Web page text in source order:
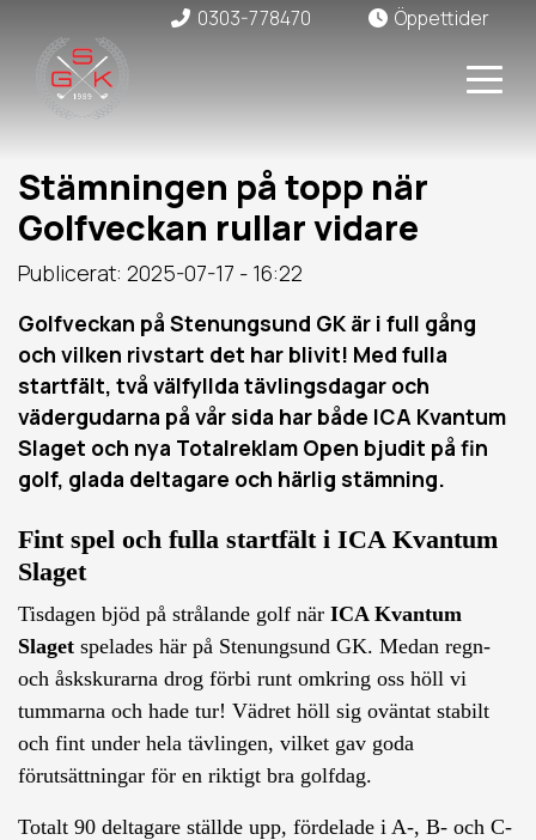
0303-778470 Öppettider
Stämningen på topp när
Golfveckan rullar vidare
Publicerat: 2025-07-17 - 16:22
Golfveckan på Stenungsund GK är i full gång
och vilken rivstart det har blivit! Med fulla
startfält, två välfyllda tävlingsdagar och
vädergudarna på vår sida har både ICA Kvantum
Slaget och nya Totalreklam Open bjudit på fin
golf, glada deltagare och härlig stämning.
Fint spel och fulla startfält i ICA Kvantum
Slaget
Tisdagen bjöd på strålande golf när ICA Kvantum
Slaget spelades här på Stenungsund GK. Medan regn-
och åskskurarna drog förbi runt omkring oss höll vi
tummarna och hade tur! Vädret höll sig oväntat stabilt
och fint under hela tävlingen, vilket gav goda
förutsättningar för en riktigt bra golfdag.
Totalt 90 deltagare ställde upp, fördelade i A-, B- och C-